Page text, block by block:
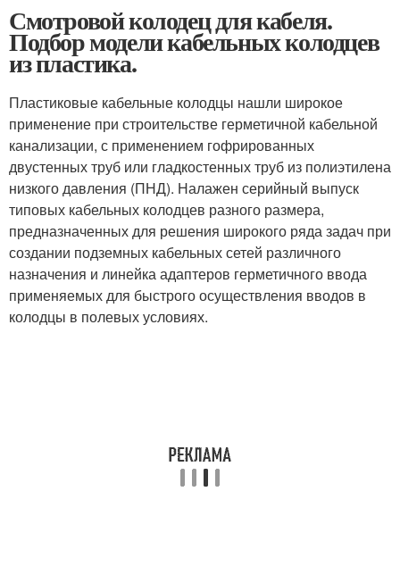
Смотровой колодец для кабеля.
Подбор модели кабельных колодцев
из пластика.
Пластиковые кабельные колодцы нашли широкое
применение при строительстве герметичной кабельной
канализации, с применением гофрированных
двустенных труб или гладкостенных труб из полиэтилена
низкого давления (ПНД). Налажен серийный выпуск
типовых кабельных колодцев разного размера,
предназначенных для решения широкого ряда задач при
создании подземных кабельных сетей различного
назначения и линейка адаптеров герметичного ввода
применяемых для быстрого осуществления вводов в
колодцы в полевых условиях.